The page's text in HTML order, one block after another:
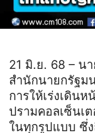
21 มิ.ย. 68 – น
สำนักนายกรัฐม
การให้เร่งเดิน
ปรามคอลเซ็นเ
ในทุกรูปแบบ ซึ่